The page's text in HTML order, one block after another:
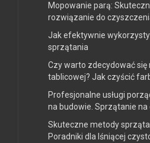
Mopowanie parą:
rozwiązanie do
Jak efektywnie
sprzątania
Czy warto zdecydować się
tablicowej? Jak czyścić
Profesjonalne usługi
na budowie. Sprzątanie na
Skuteczne metody
Poradniki dla lśniącej